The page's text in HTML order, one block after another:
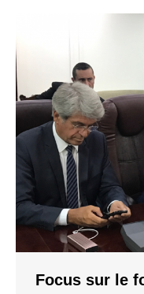
Focus sur le